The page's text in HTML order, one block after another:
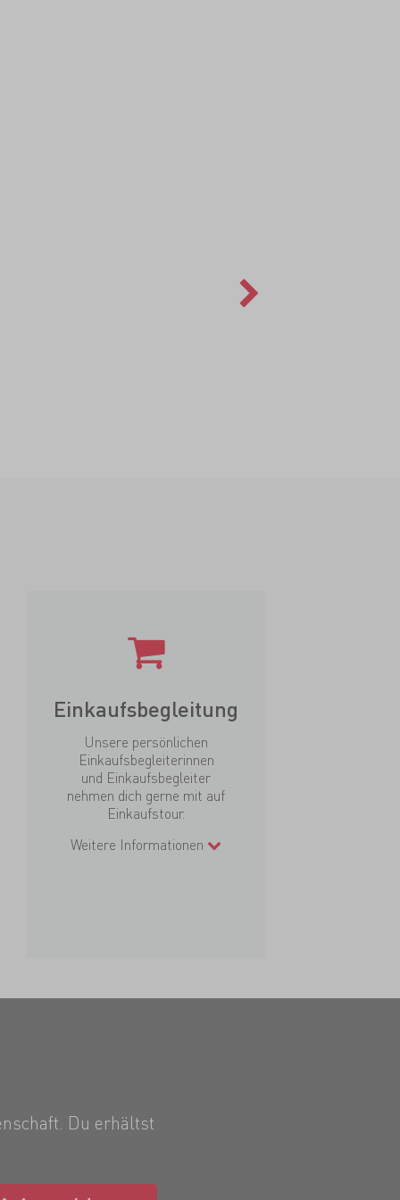
Einkaufsbegleitung
Unsere persönlichen
Einkaufsbegleiterinnen
und Einkaufsbegleiter
nehmen dich gerne mit auf
Einkaufstour.
Weitere Informationen
Du erhältst